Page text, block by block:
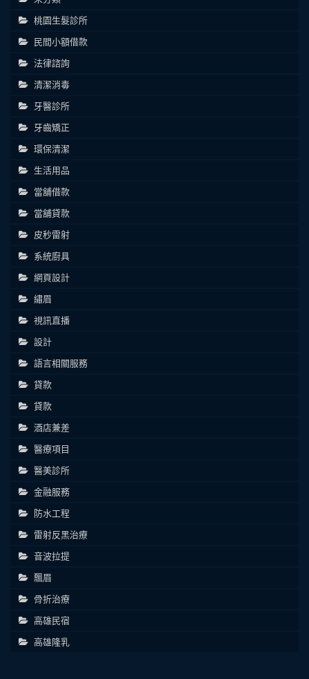
桃園生髮診所
民間小額借款
法律諮詢
清潔消毒
牙醫診所
牙齒矯正
環保清潔
生活用品
當舖借款
當舖貸款
皮秒雷射
系統廚具
網頁設計
繡眉
視訊直播
設計
語言相關服務
貸款
貸款
酒店兼差
醫療項目
醫美診所
金融服務
防水工程
雷射反黑治療
音波拉提
飄眉
骨折治療
高雄民宿
高雄隆乳